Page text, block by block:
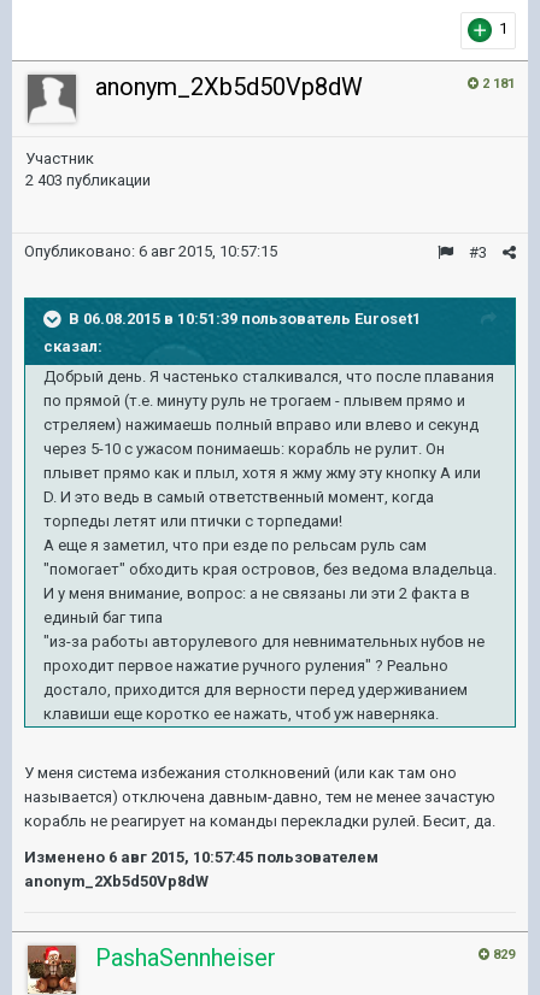
1
2 181
anonym_2Xb5d50Vp8dW
Участник
2 403 публикации
#3
Опубликовано: 6 авг 2015, 10:57:15
В 06.08.2015 в 10:51:39 пользователь Euroset1
сказал:
Добрый день. Я частенько сталкивался, что после плавания
по прямой (т.е. минуту руль не трогаем - плывем прямо и
стреляем) нажимаешь полный вправо или влево и секунд
через 5-10 с ужасом понимаешь: корабль не рулит. Он
плывет прямо как и плыл, хотя я жму жму эту кнопку A или
D. И это ведь в самый ответственный момент, когда
торпеды летят или птички с торпедами!
А еще я заметил, что при езде по рельсам руль сам
"помогает" обходить края островов, без ведома владельца.
И у меня внимание, вопрос: а не связаны ли эти 2 факта в
единый баг типа
"из-за работы авторулевого для невнимательных нубов не
проходит первое нажатие ручного руления" ? Реально
достало, приходится для верности перед удерживанием
клавиши еще коротко ее нажать, чтоб уж наверняка.
У меня система избежания столкновений (или как там оно
называется) отключена давным-давно, тем не менее зачастую
корабль не реагирует на команды перекладки рулей. Бесит, да.
Изменено 6 авг 2015, 10:57:45 пользователем
anonym_2Xb5d50Vp8dW
829
PashaSennheiser